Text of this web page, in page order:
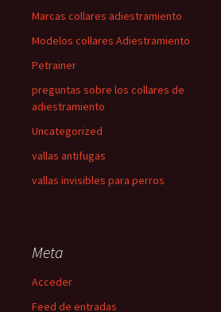
Marcas collares adiestramiento
Modelos collares Adiestramiento
Petrainer
preguntas sobre los collares de
adiestramiento
Uncategorized
vallas antifugas
vallas invisibles para perros
Meta
Acceder
Feed de entradas